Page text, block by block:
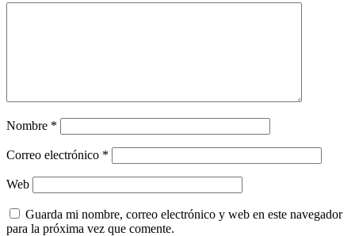
Nombre *
Correo electrónico *
Web
Guarda mi nombre, correo electrónico y web en este navegador
para la próxima vez que comente.